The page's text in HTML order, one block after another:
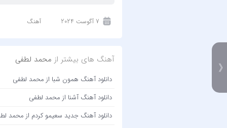
7 آگوست 2024 آهنگ
آهنگ های بیشتر از محمد لطفی
دانلود آهنگ همون شبا از محمد لطفی
دانلود آهنگ آشنا از محمد لطفی
دانلود آهنگ جدید سعیمو کردم از محمد